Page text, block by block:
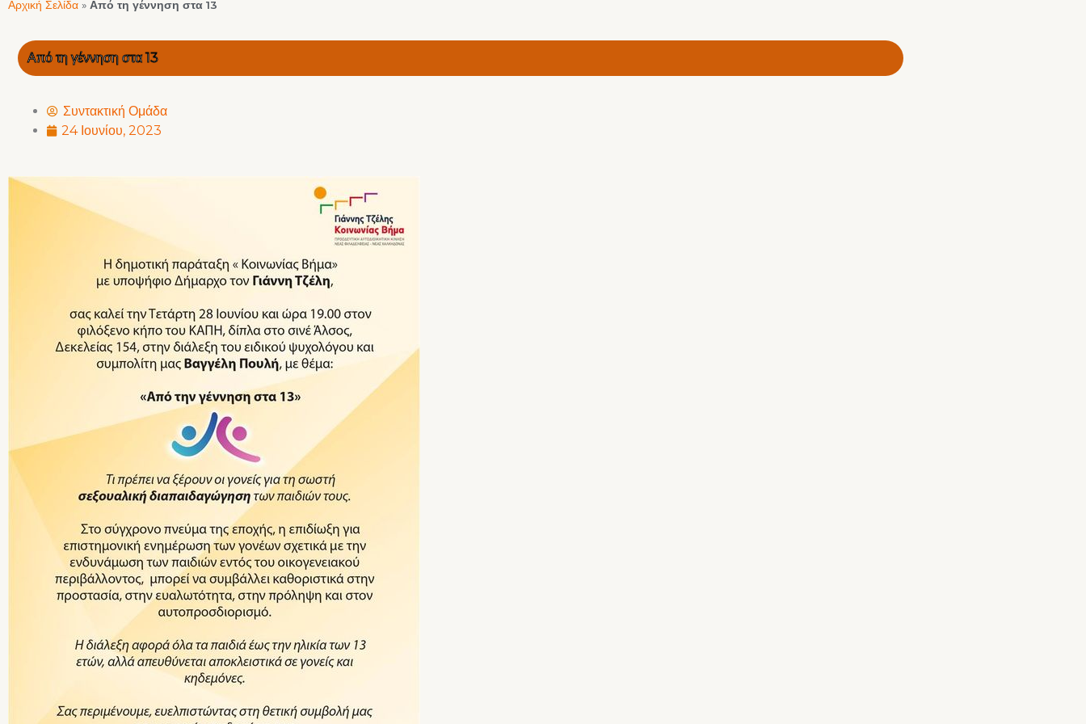
Αρχική Σελίδα » Από τη γέννηση στα 13
Από τη γέννηση στα 13
Συντακτική Ομάδα
24 Ιουνίου, 2023